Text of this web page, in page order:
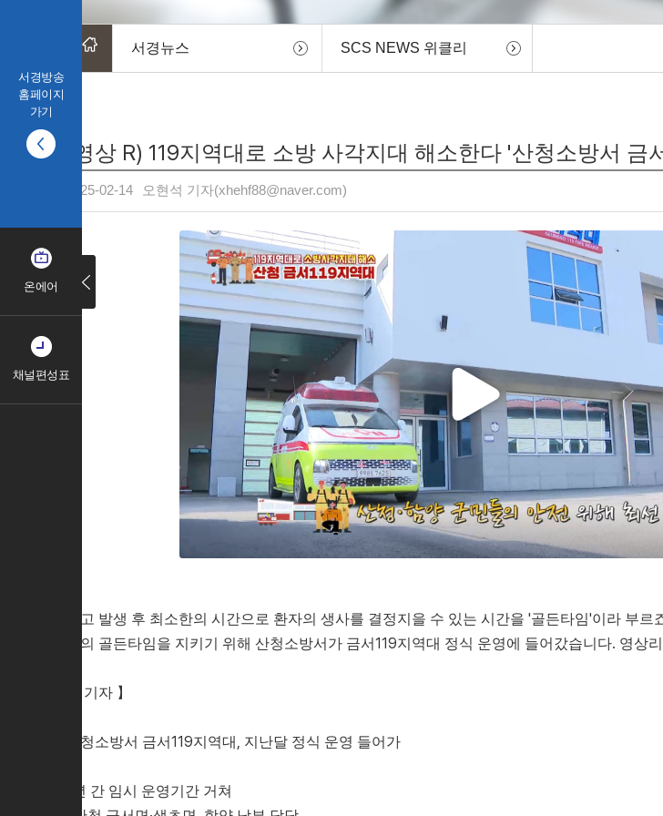
서경방송
홈페이지
가기
온에어
채널편성표
서경뉴스 SCS NEWS 위클리
(영상 R) 119지역대로 소방 사각지대 해소한다 '산청소방서 금
2025-02-14 오현석 기자(xhehf88@naver.com)
사고 발생 후 최소한의 시간으로 환자의 생사를 결정지을 수 있는 시간을 '골든타임'이라 부르
역의 골든타임을 지키기 위해 산청소방서가 금서119지역대 정식 운영에 들어갔습니다. 영상
【 기자 】
산청소방서 금서119지역대, 지난달 정식 운영 들어가
1년 간 임시 운영기간 거쳐